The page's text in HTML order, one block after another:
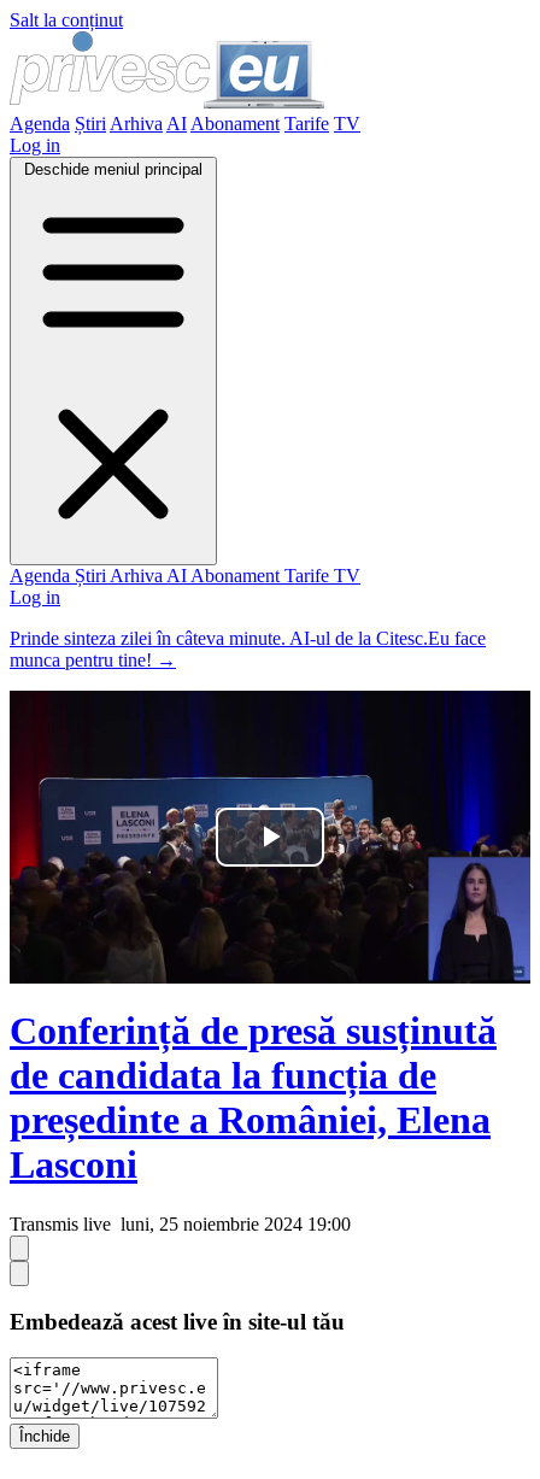
Salt la conținut
Agenda Știri Arhiva AI Abonament Tarife TV
Log in
Deschide meniul principal
Agenda Știri Arhiva AI Abonament Tarife TV
Log in
Prinde sinteza zilei în câteva minute. AI-ul de la Citesc.Eu face
munca pentru tine! →
Play
Video
Conferință de presă susținută
de candidata la funcția de
președinte a României, Elena
Lasconi
Transmis live luni, 25 noiembrie 2024 19:00
Embedează acest live în site-ul tău
Închide